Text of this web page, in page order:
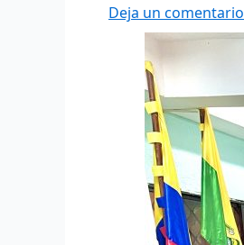
Deja un comentario